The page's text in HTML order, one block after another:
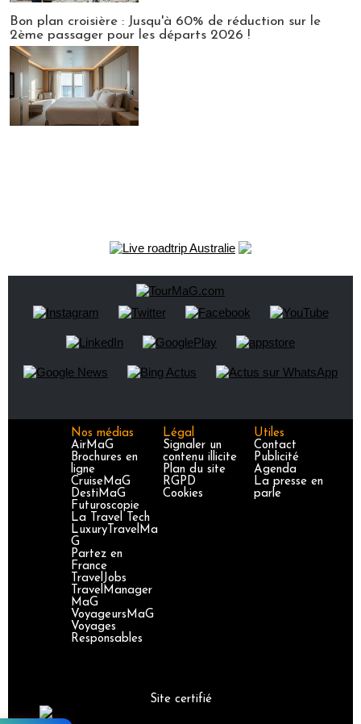
Bon plan croisière : Jusqu'à 60% de réduction sur le
2ème passager pour les départs 2026 !
Nos médias
AirMaG
Brochures en
ligne
CruiseMaG
DestiMaG
Futuroscopie
La Travel Tech
LuxuryTravelMa
G
Partez en
France
TravelJobs
TravelManager
MaG
VoyageursMaG
Voyages
Responsables
Légal
Signaler un
contenu illicite
Plan du site
RGPD
Cookies
Utiles
Contact
Publicité
Agenda
La presse en
parle
Site certifié